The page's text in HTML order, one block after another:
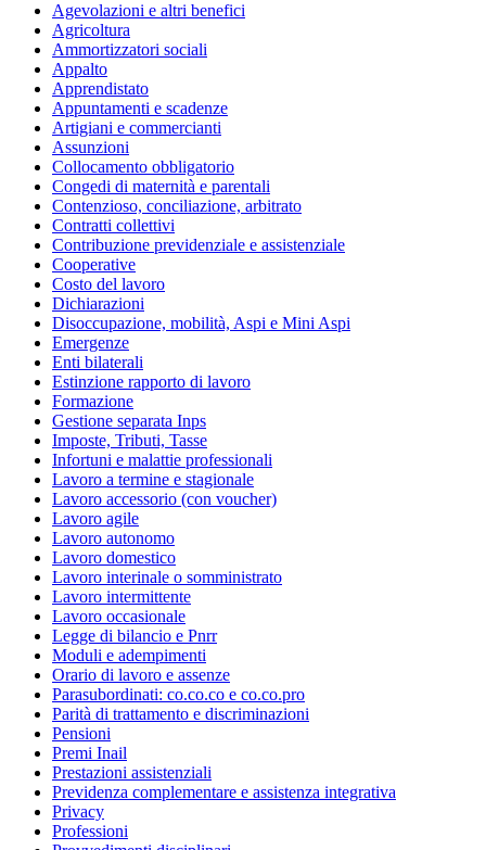
Agevolazioni e altri benefici
Agricoltura
Ammortizzatori sociali
Appalto
Apprendistato
Appuntamenti e scadenze
Artigiani e commercianti
Assunzioni
Collocamento obbligatorio
Congedi di maternità e parentali
Contenzioso, conciliazione, arbitrato
Contratti collettivi
Contribuzione previdenziale e assistenziale
Cooperative
Costo del lavoro
Dichiarazioni
Disoccupazione, mobilità, Aspi e Mini Aspi
Emergenze
Enti bilaterali
Estinzione rapporto di lavoro
Formazione
Gestione separata Inps
Imposte, Tributi, Tasse
Infortuni e malattie professionali
Lavoro a termine e stagionale
Lavoro accessorio (con voucher)
Lavoro agile
Lavoro autonomo
Lavoro domestico
Lavoro interinale o somministrato
Lavoro intermittente
Lavoro occasionale
Legge di bilancio e Pnrr
Moduli e adempimenti
Orario di lavoro e assenze
Parasubordinati: co.co.co e co.co.pro
Parità di trattamento e discriminazioni
Pensioni
Premi Inail
Prestazioni assistenziali
Previdenza complementare e assistenza integrativa
Privacy
Professioni